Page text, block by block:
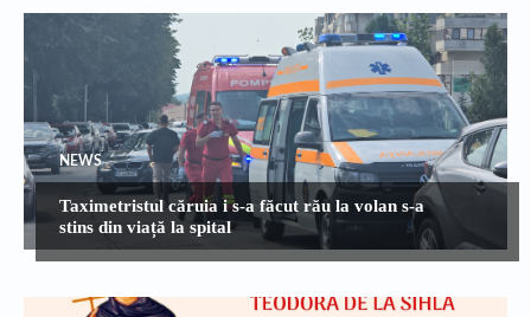
NEWS
Taximetristul căruia i s-a făcut rău la volan s-a
stins din viață la spital